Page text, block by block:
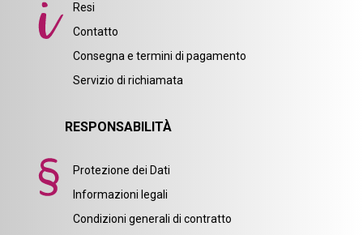
Resi
Contatto
Consegna e termini di pagamento
Servizio di richiamata
RESPONSABILITÀ
Protezione dei Dati
Informazioni legali
Condizioni generali di contratto